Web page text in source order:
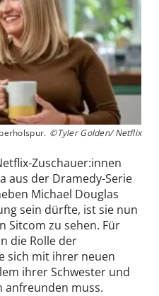
©Tyler Golden/ Netflix
Zuschauer:innen
aus der Dramedy-Serie
Michael Douglas
sein dürfte, ist sie nun
Sitcom zu sehen. Für
die Rolle der
sich mit ihrer neuen
ihrer Schwester und
anfreunden muss.